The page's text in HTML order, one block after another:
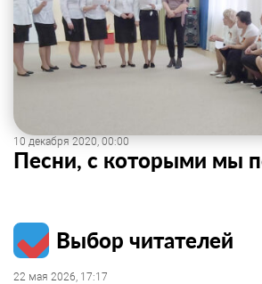
10 декабря 2020, 00:00
Песни, с которыми мы
Выбор читателей
22 мая 2026, 17:17